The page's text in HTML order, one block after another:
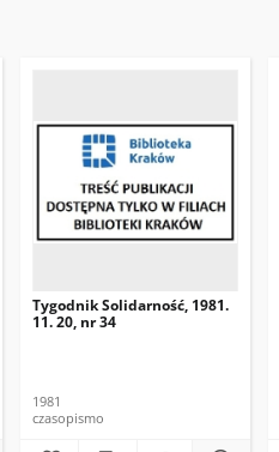
Tygodnik Solidarność, 1981.
11. 20, nr 34
1981
czasopismo